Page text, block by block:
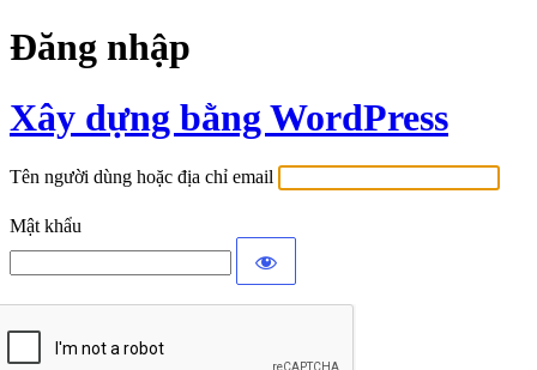
Đăng nhập
Xây dựng bằng WordPress
Tên người dùng hoặc địa chỉ email
Mật khẩu